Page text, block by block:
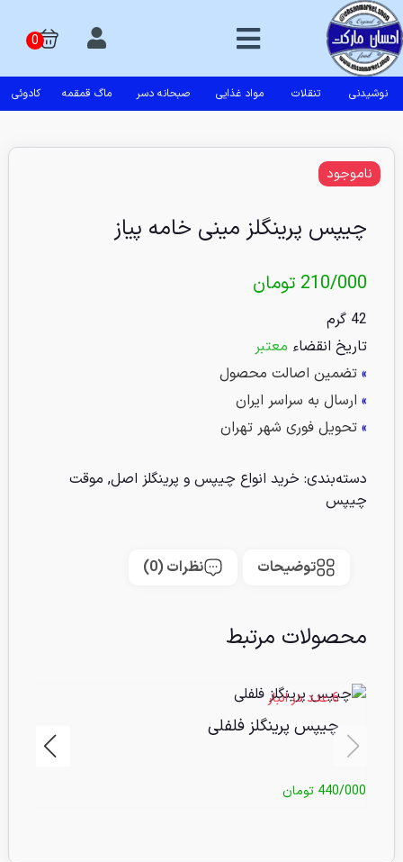
نوشیدنی تنقلات مواد غذایی صبحانه دسر ماگ قمقمه کادوئی
چیپس پرینگلز مینی خامه پیاز
210/000 تومان
42 گرم
تاریخ انقضاء معتبر
» تضمین اصالت محصول
» ارسال به سراسر ایران
» تحویل فوری شهر تهران
ناموجود
دسته‌بندی: خرید انواع چیپس و پرینگلز اصل, موقت
چیپس
توضیحات نظرات (0)
محصولات مرتبط
6 عدد در انبار
چیپس پرینگلز فلفلی
440/000 تومان